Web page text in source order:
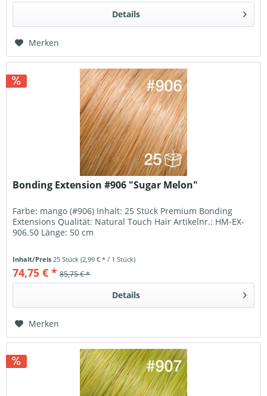
Details
Merken
Bonding Extension #906 "Sugar Melon"
Farbe: mango (#906) Inhalt: 25 Stück Premium Bonding
Extensions Qualität: Natural Touch Hair Artikelnr.: HM-EX-
906.50 Länge: 50 cm
Inhalt/Preis 25 Stück(2,99 € * / 1 Stück)
74,75 € * 85,75 € *
Details
Merken